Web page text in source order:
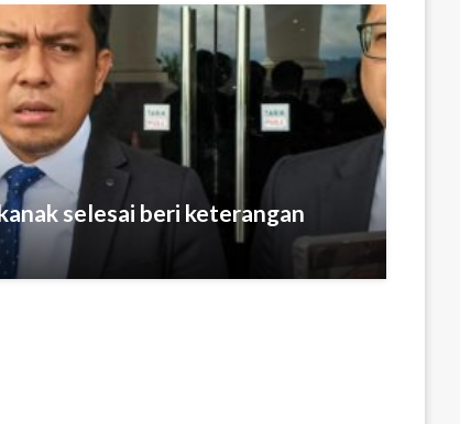
selesai beri keterangan